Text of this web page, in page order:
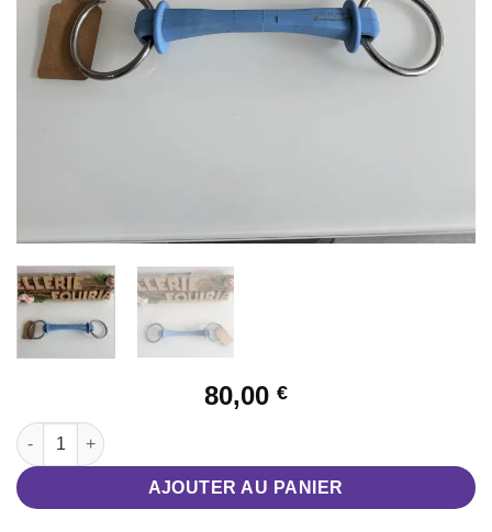
80,00 €
quantité de Mors droit Ponponcini
AJOUTER AU PANIER